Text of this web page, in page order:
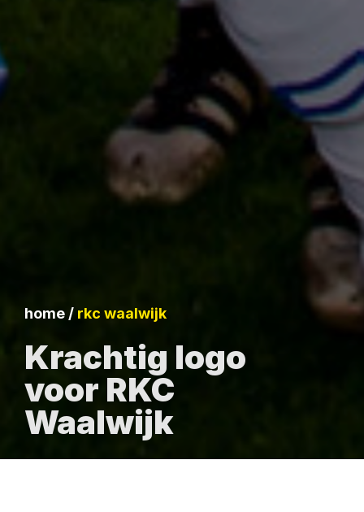
home / rkc waalwijk
Krachtig logo
voor RKC
Waalwijk